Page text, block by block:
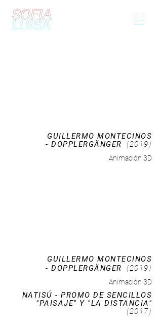
GUILLERMO MONTECINOS
- DOPPLERGÄNGER
(2019)
Animación 3D
GUILLERMO MONTECINOS
- DOPPLERGÄNGER
(2019)
Animación 3D
NATISÚ - PROMO DE SENCILLOS
"PAISAJE" Y "LA DISTANCIA"
(2017)